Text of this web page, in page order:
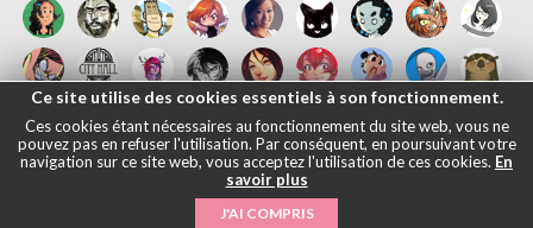
日本語|Mentions légales
2026
Ce site utilise des cookies essentiels à son fonctionnement.
Ces cookies étant nécessaires au fonctionnement du site web, vous ne
pouvez pas en refuser l'utilisation. Par conséquent, en poursuivant votre
navigation sur ce site web, vous acceptez l'utilisation de ces cookies. En
savoir plus
J'AI COMPRIS